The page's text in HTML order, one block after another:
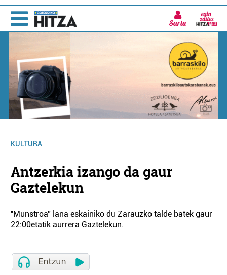
Sartu
KULTURA
Antzerkia izango da gaur
Gaztelekun
''Munstroa” lana eskainiko du Zarauzko talde batek gaur
22:00etatik aurrera Gaztelekun.